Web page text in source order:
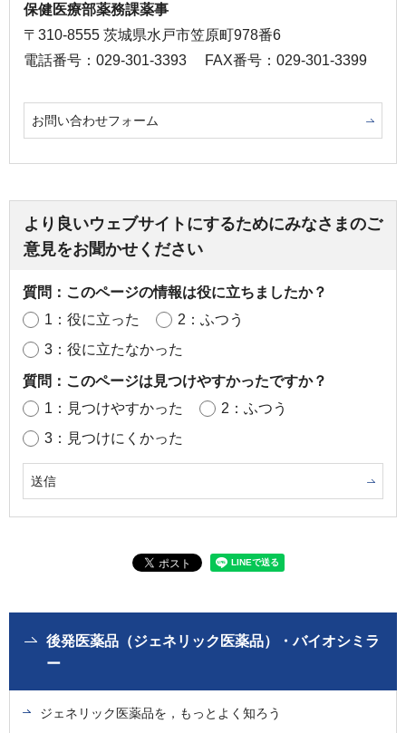
保健医療部薬務課薬事
〒310-8555 茨城県水戸市笠原町978番6
電話番号：029-301-3393
FAX番号：029-301-3399
お問い合わせフォーム
より良いウェブサイトにするためにみなさまのご
意見をお聞かせください
質問：このページの情報は役に立ちましたか？
1：役に立った
2：ふつう
3：役に立たなかった
質問：このページは見つけやすかったですか？
1：見つけやすかった
2：ふつう
3：見つけにくかった
後発医薬品（ジェネリック医薬品）・バイオシミラ
ー
ジェネリック医薬品を，もっとよく知ろう